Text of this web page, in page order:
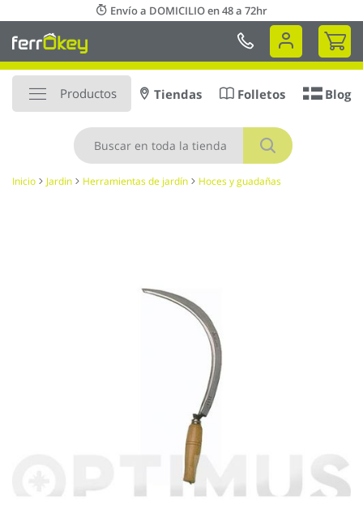
al
contenido
Envío a DOMICILIO en 48 a 72hr
Mi
Productos
Buscar
Tiendas Folletos Blog
Inicio Jardin Herramientas de jardín Hoces y guadañas